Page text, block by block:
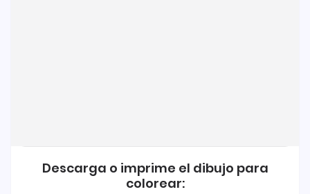
Descarga o imprime el dibujo para
colorear: